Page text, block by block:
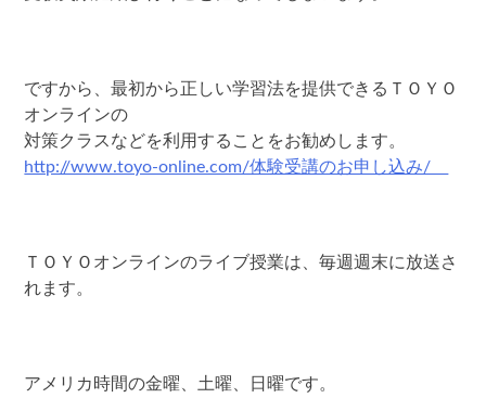
ですから、最初から正しい学習法を提供できるＴＯＹＯ
オンラインの
対策クラスなどを利用することをお勧めします。
http://www.toyo-online.com/体験受講のお申し込み/
ＴＯＹＯオンラインのライブ授業は、毎週週末に放送さ
れます。
アメリカ時間の金曜、土曜、日曜です。